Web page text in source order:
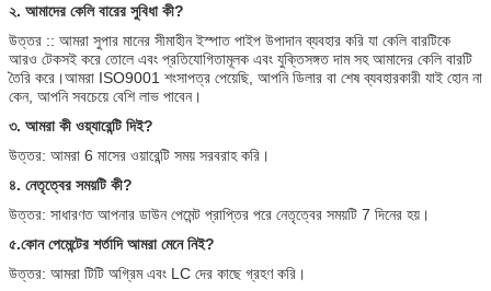
২. আমাদের কেলি বারের সুবিধা কী?
উত্তর :: আমরা সুপার মানের সীমাহীন ইস্পাত পাইপ উপাদান ব্যবহার করি যা কেলি বারটিকে
আরও টেকসই করে তোলে এবং প্রতিযোগিতামূলক এবং যুক্তিসঙ্গত দাম সহ আমাদের কেলি বারটি
তৈরি করে।আমরা ISO9001 শংসাপত্র পেয়েছি, আপনি ডিলার বা শেষ ব্যবহারকারী যাই হোন না
কেন, আপনি সবচেয়ে বেশি লাভ পাবেন।
৩. আমরা কী ওয়্যারেন্টি দিই?
উত্তর: আমরা 6 মাসের ওয়ারেন্টি সময় সরবরাহ করি।
৪. নেতৃত্বের সময়টি কী?
উত্তর: সাধারণত আপনার ডাউন পেমেন্ট প্রাপ্তির পরে নেতৃত্বের সময়টি 7 দিনের হয়।
৫.কোন পেমেন্টের শর্তাদি আমরা মেনে নিই?
উত্তর: আমরা টিটি অগ্রিম এবং LC দের কাছে গ্রহণ করি।